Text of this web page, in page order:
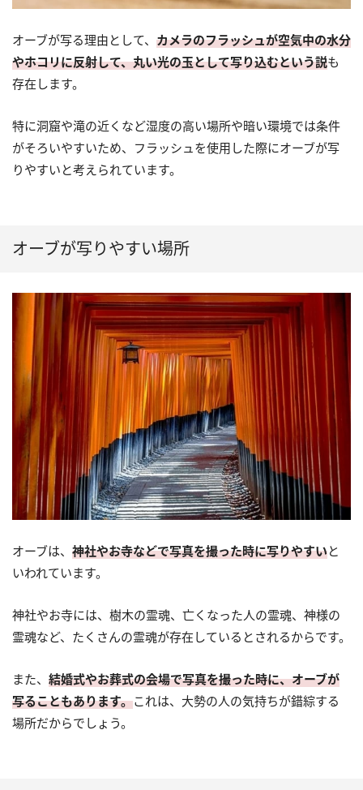
オーブが写る理由として、 カメラのフラッシュが空気中の水分
やホコリに反射して、丸い光の玉として写り込むという説も
存在します。
特に洞窟や滝の近くなど湿度の高い場所や暗い環境では条件
がそろいやすいため、フラッシュを使用した際にオーブが写
りやすいと考えられています。
オーブが写りやすい場所
オーブは、 神社やお寺などで写真を撮った時に写りやすいと
いわれています。
神社やお寺には、樹木の霊魂、亡くなった人の霊魂、神様の
霊魂など、たくさんの霊魂が存在しているとされるからです。
また、 結婚式やお葬式の会場で写真を撮った時に、オーブが
写ることもあります。これは、大勢の人の気持ちが錯綜する
場所だからでしょう。